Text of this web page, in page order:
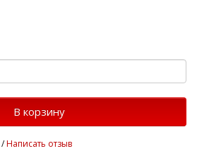
В корзину
/Написать отзыв